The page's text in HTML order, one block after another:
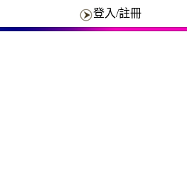
登入/註冊